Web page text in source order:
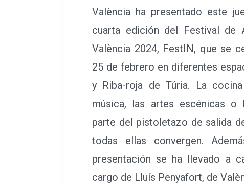
València ha presentado este
cuarta edición del Festival de
València 2024, FestIN, que se
25 de febrero en diferentes
y Riba-roja de Túria. La
música, las artes escénicas o
parte del pistoletazo de salida
todas ellas convergen.
presentación se ha llevado a
cargo de Lluís Penyafort, de